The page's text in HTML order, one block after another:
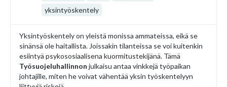
yksintyöskentely
Yksintyöskentely on yleistä monissa ammateissa, eikä se
sinänsä ole haitallista. Joissakin tilanteissa se voi kuitenkin
esiintyä psykososiaalisena kuormitustekijänä. Tämä
Työsuojeluhallinnon julkaisu antaa vinkkejä työpaikan
johtajille, miten he voivat vähentää yksin työskentelyyn